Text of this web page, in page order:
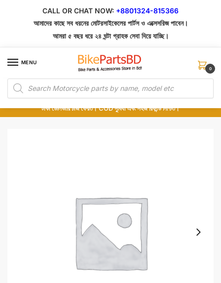
CALL OR CHAT NOW: +8801324-815366
আমাদের কাছে সব ধরনের মোটরসাইকেলের পার্টস ও এক্সেসরিজ পাবেন।
আমরা ৫ বছর ধরে ২৪ ঘন্টা গ্রাহক সেবা দিয়ে যাচ্ছি।
MENU
Products
search
0
১০০% অরিজিনাল পার্টস – শোরুম থেকে সরাসরি সংগ্রহ এবং শুধুমাত্র কুরিয়ার সার্ভিসে ডেলিভারি।
অর্ডার করার পর পার্টের ছবি দেখুন। পছন্দ হলে Cash on Delivery দিন, না হলে ৫ মিনিটে ১৯৯
টাকা ডেলিভারি চার্জ ফেরত। COD সুবিধা এবং সহজ রিফান্ড নিশ্চিত।